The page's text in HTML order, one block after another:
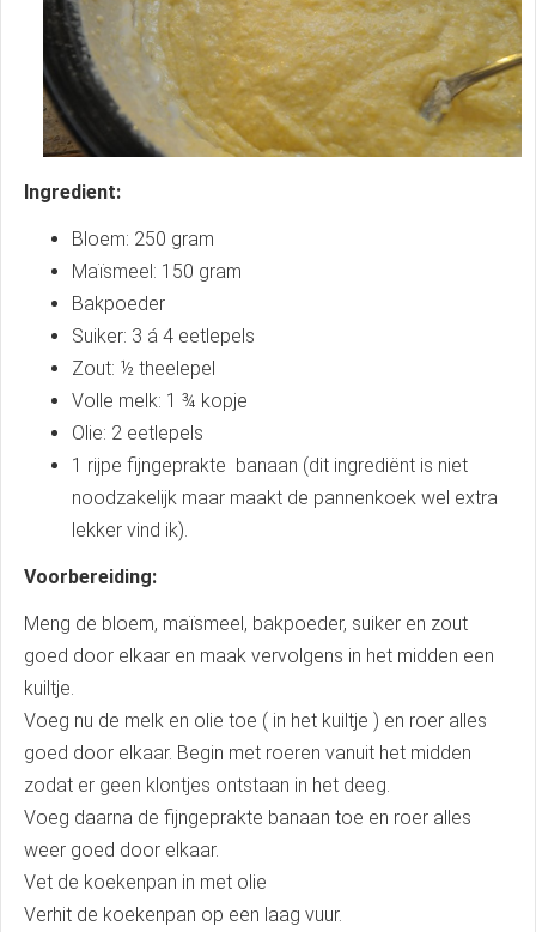
Ingredient:
Bloem: 250 gram
Maïsmeel: 150 gram
Bakpoeder
Suiker: 3 á 4 eetlepels
Zout: ½ theelepel
Volle melk: 1 ¾ kopje
Olie: 2 eetlepels
1 rijpe fijngeprakte banaan (dit ingrediënt is niet
noodzakelijk maar maakt de pannenkoek wel extra
lekker vind ik).
Voorbereiding:
Meng de bloem, maïsmeel, bakpoeder, suiker en zout
goed door elkaar en maak vervolgens in het midden een
kuiltje.
Voeg nu de melk en olie toe ( in het kuiltje ) en roer alles
goed door elkaar. Begin met roeren vanuit het midden
zodat er geen klontjes ontstaan in het deeg.
Voeg daarna de fijngeprakte banaan toe en roer alles
weer goed door elkaar.
Vet de koekenpan in met olie
Verhit de koekenpan op een laag vuur.